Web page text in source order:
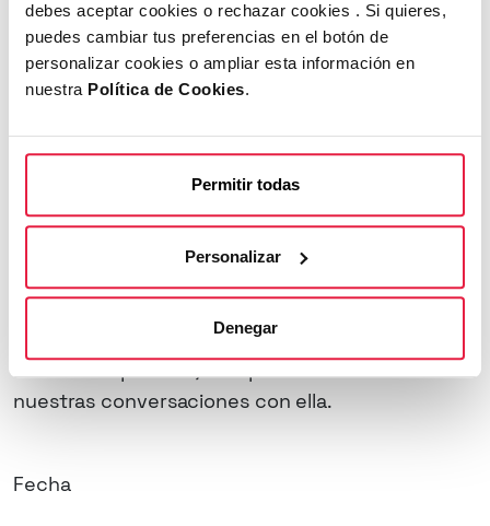
debes aceptar cookies o rechazar cookies . Si quieres,
puedes cambiar tus preferencias en el botón de
personalizar cookies o ampliar esta información en
nuestra Política de Cookies.
Permitir todas
Personalizar
Denegar
tocar, conversas con tu dispositivo como lo
harías con un amigo. Este cambio paradigmático
hacia la interacción basada en la conversación
más natural e intuitiva de nuestras vidas diarias,
Mientras el proyecto avanza, queda claro que
que nuestra interacción con la tecnología no
estará definida por la cantidad de aplicaciones
en nuestra pantalla, sino por la calidad de
nuestras conversaciones con ella.
Fecha